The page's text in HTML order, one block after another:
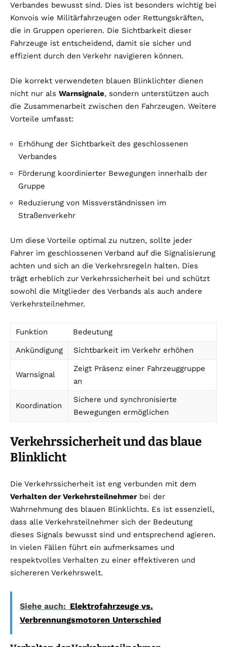
Verbandes bewusst sind. Dies ist besonders wichtig bei
Konvois wie Militärfahrzeugen oder Rettungskräften,
die in Gruppen operieren. Die Sichtbarkeit dieser
Fahrzeuge ist entscheidend, damit sie sicher und
effizient durch den Verkehr navigieren können.
Die korrekt verwendeten blauen Blinklichter dienen
nicht nur als Warnsignale, sondern unterstützen auch
die Zusammenarbeit zwischen den Fahrzeugen. Weitere
Vorteile umfasst:
Erhöhung der Sichtbarkeit des geschlossenen
Verbandes
Förderung koordinierter Bewegungen innerhalb der
Gruppe
Reduzierung von Missverständnissen im
Straßenverkehr
Um diese Vorteile optimal zu nutzen, sollte jeder
Fahrer im geschlossenen Verband auf die Signalisierung
achten und sich an die Verkehrsregeln halten. Dies
trägt erheblich zur Verkehrssicherheit bei und schützt
sowohl die Mitglieder des Verbands als auch andere
Verkehrsteilnehmer.
Funktion
Bedeutung
Ankündigung
Sichtbarkeit im Verkehr erhöhen
Warnsignal
Zeigt Präsenz einer Fahrzeuggruppe
an
Koordination
Sichere und synchronisierte
Bewegungen ermöglichen
Verkehrssicherheit und das blaue
Blinklicht
Die Verkehrssicherheit ist eng verbunden mit dem
Verhalten der Verkehrsteilnehmerbei der
Wahrnehmung des blauen Blinklichts. Es ist essenziell,
dass alle Verkehrsteilnehmer sich der Bedeutung
dieses Signals bewusst sind und entsprechend agieren.
In vielen Fällen führt ein aufmerksames und
respektvolles Verhalten zu einer effektiveren und
sichereren Verkehrswelt.
Siehe auch: Elektrofahrzeuge vs.
Verbrennungsmotoren Unterschied